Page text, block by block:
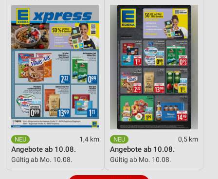
1,4 km
Angebote ab 10.08.
Gültig ab Mo. 10.08.
0,5 km
Angebote ab 10.08.
Gültig ab Mo. 10.08.